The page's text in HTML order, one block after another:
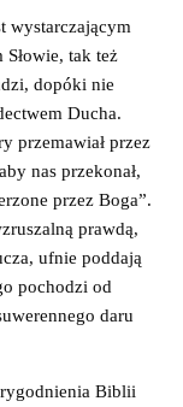
wystarczającym
tak też
dopóki nie
Ducha.
przemawiał przez
nas przekonał,
przez Boga”.
prawdą,
ufnie poddają
pochodzi od
daru
Biblii